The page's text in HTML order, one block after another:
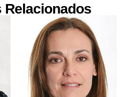
Relacionados